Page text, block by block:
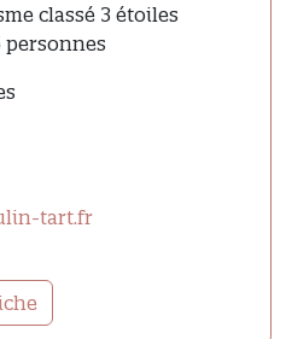
classé 3 étoiles
personnes
tart.fr